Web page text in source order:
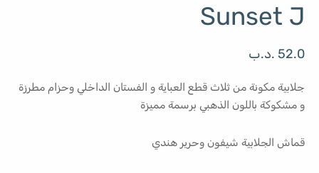
Sunset J
52.0 .د.ب
جلابية مكونة من ثلاث قطع العباية و الفستان الداخلي وحزام مطرزة
و مشكوكة باللون الذهبي برسمة مميزة
قماش الجلابية شيفون وحرير هندي